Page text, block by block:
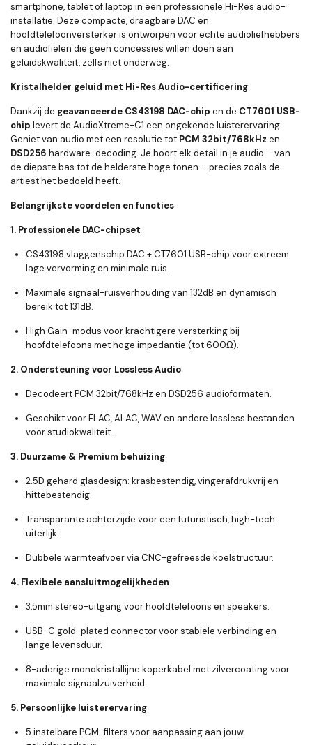
smartphone, tablet of laptop in een professionele Hi-Res audio-
installatie. Deze compacte, draagbare DAC en
hoofdtelefoonversterker is ontworpen voor echte audioliefhebbers
en audiofielen die geen concessies willen doen aan
geluidskwaliteit, zelfs niet onderweg.
Kristalhelder geluid met Hi-Res Audio-certificering
Dankzij de geavanceerde CS43198 DAC-chip en de CT7601 USB-
chip levert de AudioXtreme-C1 een ongekende luisterervaring.
Geniet van audio met een resolutie tot PCM 32bit/768kHz en
DSD256 hardware-decoding. Je hoort elk detail in je audio – van
de diepste bas tot de helderste hoge tonen – precies zoals de
artiest het bedoeld heeft.
Belangrijkste voordelen en functies
1. Professionele DAC-chipset
CS43198 vlaggenschip DAC +CT7601 USB-chip voor extreem
lage vervorming en minimale ruis.
Maximale signaal-ruisverhouding van 132dB en dynamisch
bereik tot131dB.
High Gain-modus voor krachtigere versterking bij
hoofdtelefoons met hoge impedantie (tot 600Ω).
2. Ondersteuning voor Lossless Audio
DecodeertPCM 32bit/768kHz en DSD256 audioformaten.
Geschikt voor FLAC, ALAC, WAV en andere lossless bestanden
voor studiokwaliteit.
3. Duurzame & Premium behuizing
2.5D gehard glasdesign: krasbestendig, vingerafdrukvrij en
hittebestendig.
Transparante achterzijde voor een futuristisch, high-tech
uiterlijk.
Dubbele warmteafvoer via CNC-gefreesde koelstructuur.
4. Flexibele aansluitmogelijkheden
3,5mm stereo-uitgangvoor hoofdtelefoons en speakers.
USB-C gold-plated connectorvoor stabiele verbinding en
lange levensduur.
8-aderige monokristallijne koperkabel met zilvercoating voor
maximale signaalzuiverheid.
5. Persoonlijke luisterervaring
5 instelbare PCM-filters voor aanpassing aan jouw